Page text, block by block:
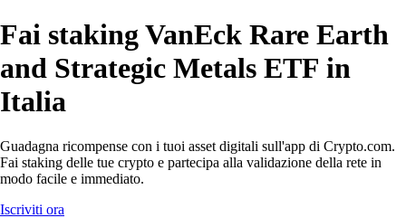
Fai staking VanEck Rare Earth
and Strategic Metals ETF in
Italia
Guadagna ricompense con i tuoi asset digitali sull'app di Crypto.com.
Fai staking delle tue crypto e partecipa alla validazione della rete in
modo facile e immediato.
Iscriviti ora